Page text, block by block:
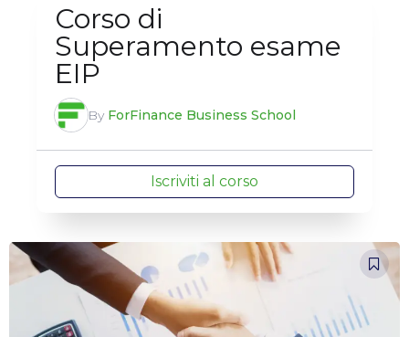
Corso di
Superamento esame
EIP
By ForFinance Business School
Iscriviti al corso